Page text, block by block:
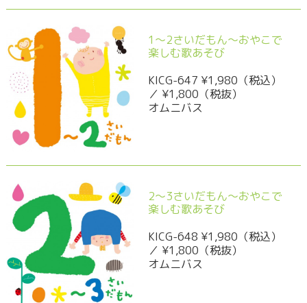
1～2さいだもん～おやこで
楽しむ歌あそび
KICG-647 ¥1,980（税込）
／ ¥1,800（税抜）
オムニバス
2～3さいだもん～おやこで
楽しむ歌あそび
KICG-648 ¥1,980（税込）
／ ¥1,800（税抜）
オムニバス